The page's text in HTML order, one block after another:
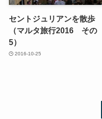
セントジュリアンを散歩
（マルタ旅行2016 その
5）
2016-10-25